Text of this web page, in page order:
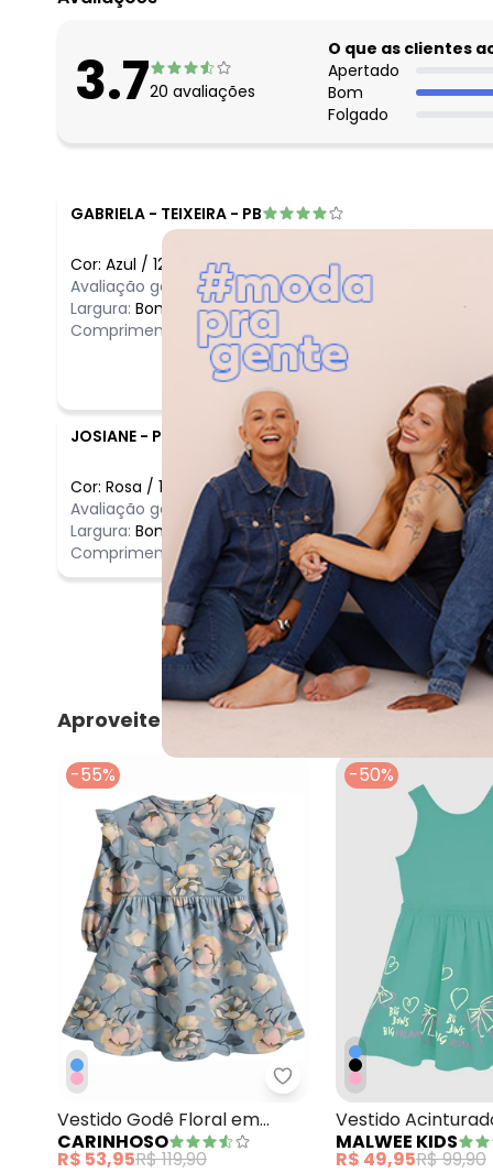
3.720 avaliações
O que as clientes
Apertado
Bom
Folgado
GABRIELA - TEIXEIRA - PB
Cor: Azul / 12
Avaliação geral do produto: Ótimo
Largura: Bom
Comprimento:
Bom
JOSIANE - PARANAPANEMA - SP
Cor: Rosa / 14
Avaliação geral do produto: Ótimo
Largura: Bom
Comprimento:
Bom
lindo
Aproveite e compre junto
-55%
Carinhoso - Vestido
Vestido Godê Floral em
Cotton Azul Pastel
CARINHOSO
R$ 53,95R$ 119,90
-50%
Vestido
Azul
MALWEE KIDS
R$ 49,95R$ 99,90